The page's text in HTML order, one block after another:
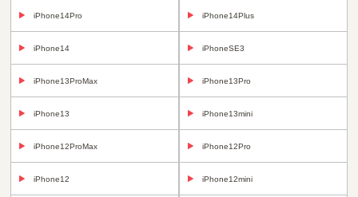
iPhone14Pro iPhone14Plus
iPhone14 iPhoneSE3
iPhone13ProMax iPhone13Pro
iPhone13 iPhone13mini
iPhone12ProMax iPhone12Pro
iPhone12 iPhone12mini